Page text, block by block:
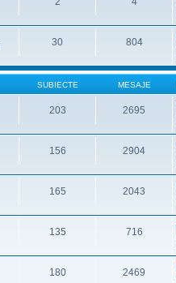
30 804
SUBIECTE MESAJE
203 2695
156 2904
165 2043
135 716
180 2469